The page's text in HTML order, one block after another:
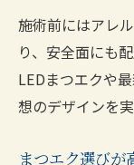
ン
り
施術前にはアレ
り、安全面にも
LEDまつエクや
想のデザインを
まつエク選びが